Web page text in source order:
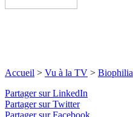
Accueil > Vu à la TV > Biophilia
Partager sur LinkedIn
Partager sur Twitter
Partager sur Facebook